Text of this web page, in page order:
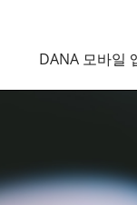
DANA 모바일